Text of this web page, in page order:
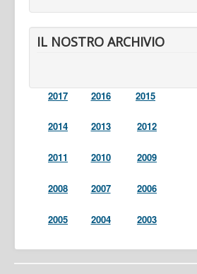
IL NOSTRO ARCHIVIO
2017 2016 2015
2014 2013 2012
2011 2010 2009
2008 2007 2006
2005 2004 2003